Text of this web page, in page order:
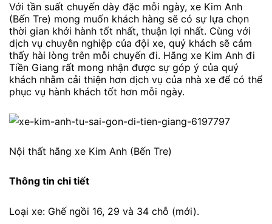
Với tần suất chuyến dày đặc mỗi ngày, xe Kim Anh
(Bến Tre) mong muốn khách hàng sẽ có sự lựa chọn
thời gian khởi hành tốt nhất, thuận lợi nhất. Cùng với
dịch vụ chuyên nghiệp của đội xe, quý khách sẽ cảm
thấy hài lòng trên mỗi chuyến đi. Hãng xe Kim Anh đi
Tiền Giang rất mong nhận được sự góp ý của quý
khách nhằm cải thiện hơn dịch vụ của nhà xe để có thể
phục vụ hành khách tốt hơn mỗi ngày.
Nội thất hãng xe Kim Anh (Bến Tre)
Thông tin chi tiết
Loại xe: Ghế ngồi 16, 29 và 34 chỗ (mới).